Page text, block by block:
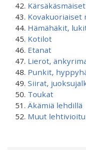
Kärsäkäsmäiset
Kovakuoriaiset
Hämähäkit,
Kotilot
Etanat
Lierot,
Punkit,
Siirat,
Toukat
Äkämiä lehdillä
Muut